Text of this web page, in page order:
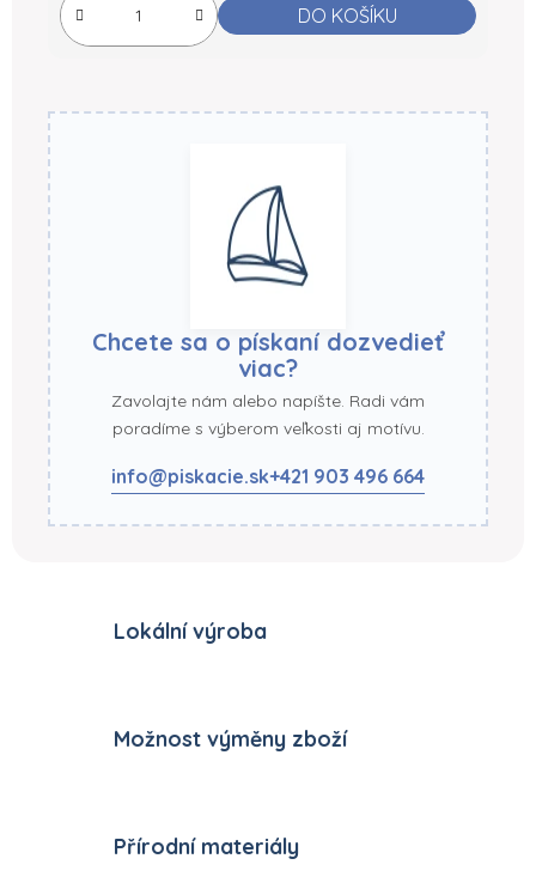
DO KOŠÍKU
Chcete sa o pískaní dozvedieť
viac?
Zavolajte nám alebo napíšte. Radi vám
poradíme s výberom veľkosti aj motívu.
info@piskacie.sk+421 903 496 664
Lokální výroba
Možnost výměny zboží
Přírodní materiály